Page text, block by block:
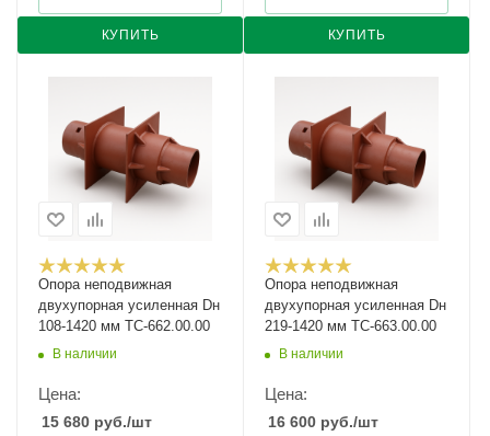
КУПИТЬ КУПИТЬ
Опора неподвижная
двухупорная усиленная Dн
108-1420 мм ТС-662.00.00
В наличии
Цена:
15 680 руб./шт
Опора неподвижная
двухупорная усиленная Dн
219-1420 мм ТС-663.00.00
В наличии
Цена:
16 600 руб./шт